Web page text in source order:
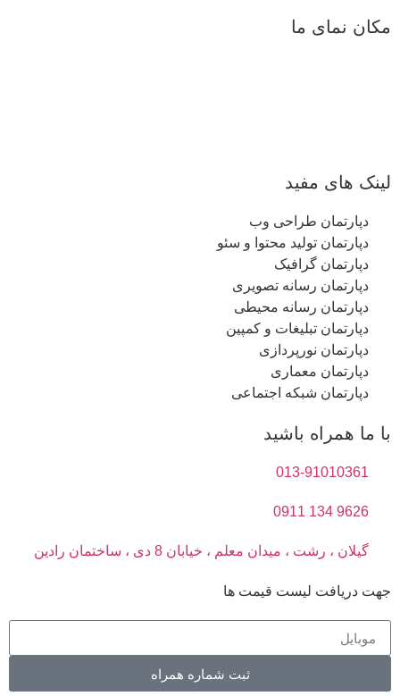
مکان نمای ما
لینک های مفید
دپارتمان طراحی وب
دپارتمان تولید محتوا و سئو
دپارتمان گرافیک
دپارتمان رسانه تصویری
دپارتمان رسانه محیطی
دپارتمان تبلیغات و کمپین
دپارتمان نورپردازی
دپارتمان معماری
دپارتمان شبکه اجتماعی
با ما همراه باشید
013-91010361
9626 134 0911
گیلان ، رشت ، میدان معلم ، خیابان 8 دی ، ساختمان رادین
جهت دریافت لیست قیمت ها
ثبت شماره همراه